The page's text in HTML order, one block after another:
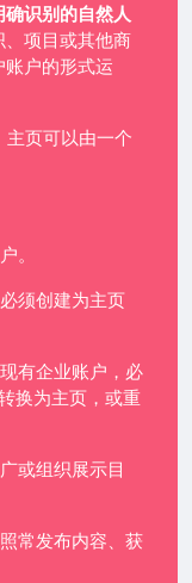
识别的自然人
项目或其他商
户的形式运
主页可以由一个
。
须创建为主页
有企业账户，必
换为主页，或重
或组织展示目
常发布内容、获